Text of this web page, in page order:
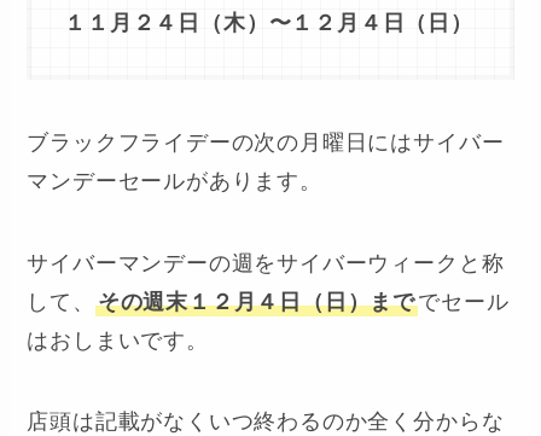
１１月２４日（木）〜 １２月４日（日）
ブラックフライデーの次の月曜日にはサイバー
マンデーセールがあります。
サイバーマンデーの週をサイバーウィークと称
して、 その週末１２月４日（日）まででセール
はおしまいです。
店頭は記載がなくいつ終わるのか全く分からな